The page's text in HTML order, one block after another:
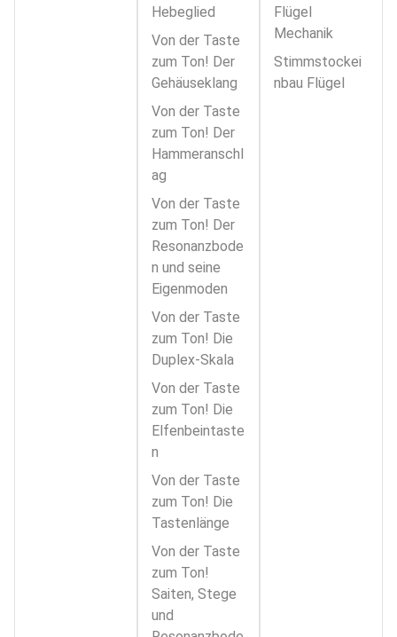
Hebeglied
Von der Taste
zum Ton! Der
Gehäuseklang
Von der Taste
zum Ton! Der
Hammeranschl
ag
Von der Taste
zum Ton! Der
Resonanzbode
n und seine
Eigenmoden
Von der Taste
zum Ton! Die
Duplex-Skala
Von der Taste
zum Ton! Die
Elfenbeintaste
n
Von der Taste
zum Ton! Die
Tastenlänge
Von der Taste
zum Ton!
Saiten, Stege
und
Flügel
Mechanik
Stimmstockei
nbau Flügel